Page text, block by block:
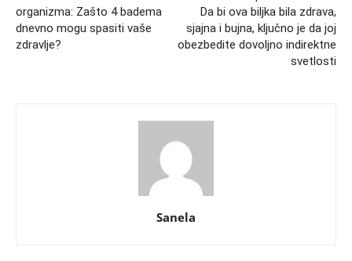
organizma: Zašto 4 badema
dnevno mogu spasiti vaše
zdravlje?
Da bi ova biljka bila zdrava,
sjajna i bujna, ključno je da joj
obezbedite dovoljno indirektne
svetlosti
Sanela